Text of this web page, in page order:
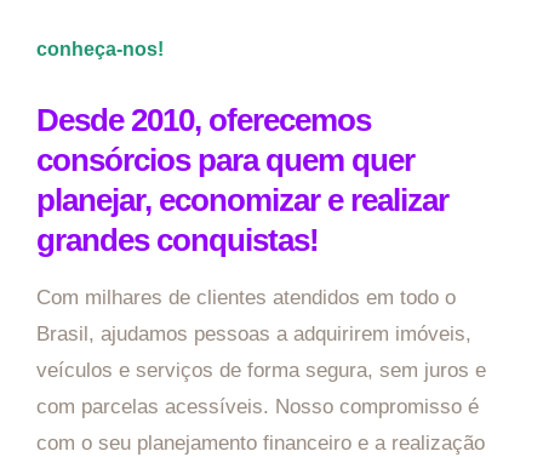
conheça-nos!
Desde 2010, oferecemos
consórcios para quem quer
planejar, economizar e realizar
grandes conquistas!
Com milhares de clientes atendidos em todo o
Brasil, ajudamos pessoas a adquirirem imóveis,
veículos e serviços de forma segura, sem juros e
com parcelas acessíveis. Nosso compromisso é
com o seu planejamento financeiro e a realização